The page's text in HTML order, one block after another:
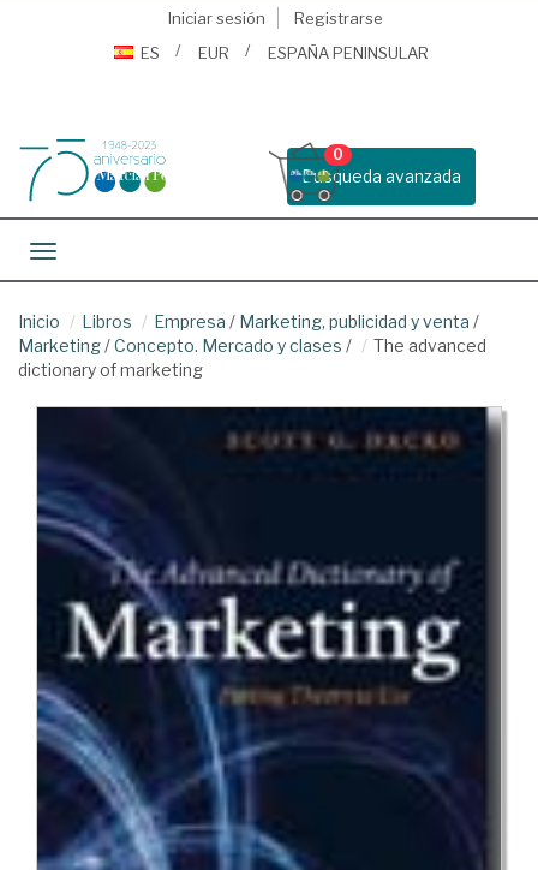
Iniciar sesión
Registrarse
ES
EUR ESPAÑA PENINSULAR
Busqueda avanzada
0
Toggle navigation
Inicio Libros Empresa / Marketing, publicidad y venta /
Marketing/Concepto. Mercado y clases /
The advanced
dictionary of marketing